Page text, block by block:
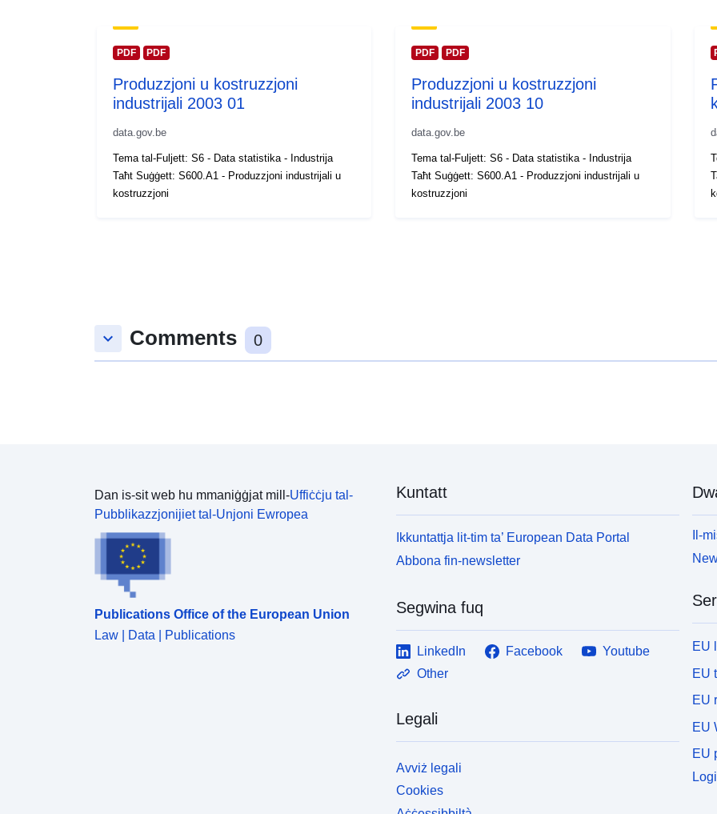
PDF PDF
Produzzjoni u kostruzzjoni
industrijali 2003 01
data.gov.be
Tema tal-Fuljett: S6 - Data statistika - Industrija
Taħt Suġġett: S600.A1 - Produzzjoni industrijali u
kostruzzjoni
PDF PDF
Produzzjoni u kostruzzjoni
industrijali 2003 10
data.gov.be
Tema tal-Fuljett: S6 - Data statistika - Industrija
Taħt Suġġett: S600.A1 - Produzzjoni industrijali u
kostruzzjoni
keyboard_arrow_down Comments 0
Dan is-sit web hu mmaniġġjat mill-Uffiċċju tal-
Pubblikazzjonijiet tal-Unjoni Ewropea
Publications Office of the European Union
Law | Data | Publications
Kuntatt
Ikkuntattja lit-tim ta’ European Data Portal
Abbona fin-newsletter
Segwina fuq
LinkedIn Facebook
Youtube
Other
Legali
Avviż legali
Cookies
Il-
EU
EU
EU
EU
EU